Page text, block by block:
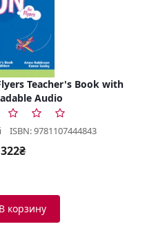
Teacher's Book with
Audio
ISBN: 9781107444843
322₴
В корзину